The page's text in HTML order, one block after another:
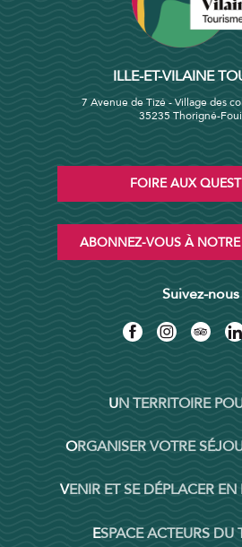
ILLE-ET-VILAINE
7 Avenue de Tizé - Village des
35235 Thorigné-
FOIRE AUX
ABONNEZ-VOUS À NOTRE
Suivez-nous
UN TERRITOIRE
ORGANISER VOTRE
VENIR ET SE DÉPLACER
ESPACE ACTEURS